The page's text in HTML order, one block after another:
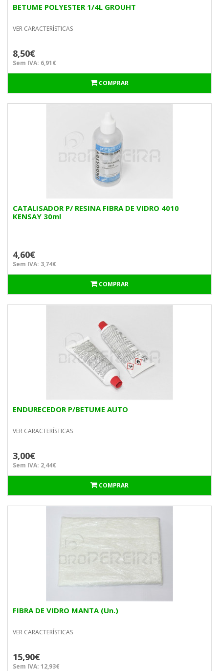
BETUME POLYESTER 1/4L GROUHT
VER CARACTERÍSTICAS
8,50€
Sem IVA: 6,91€
COMPRAR
CATALISADOR P/ RESINA FIBRA DE VIDRO 4010
KENSAY 30ml
4,60€
Sem IVA: 3,74€
COMPRAR
ENDURECEDOR P/BETUME AUTO
VER CARACTERÍSTICAS
3,00€
Sem IVA: 2,44€
COMPRAR
FIBRA DE VIDRO MANTA (Un.)
VER CARACTERÍSTICAS
15,90€
Sem IVA: 12,93€